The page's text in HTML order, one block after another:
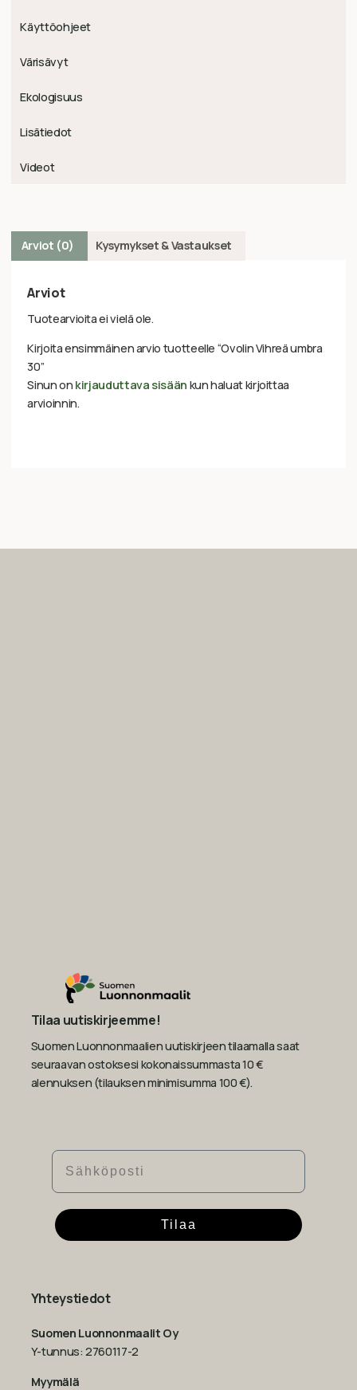
Käyttöohjeet
Värisävyt
Ekologisuus
Lisätiedot
Videot
Arviot (0) Kysymykset & Vastaukset
Arviot
Tuotearvioita ei vielä ole.
Kirjoita ensimmäinen arvio tuotteelle “Ovolin Vihreä umbra
30”
Sinun on kirjauduttava sisään kun haluat kirjoittaa
arvioinnin.
Tilaa uutiskirjeemme!
Suomen Luonnonmaalien uutiskirjeen tilaamalla saat
seuraavan ostoksesi kokonaissummasta 10 €
alennuksen (tilauksen minimisumma 100 €).
Sähköposti
Tilaa
Yhteystiedot
Suomen Luonnonmaalit Oy
Y-tunnus: 2760117-2
Myymälä